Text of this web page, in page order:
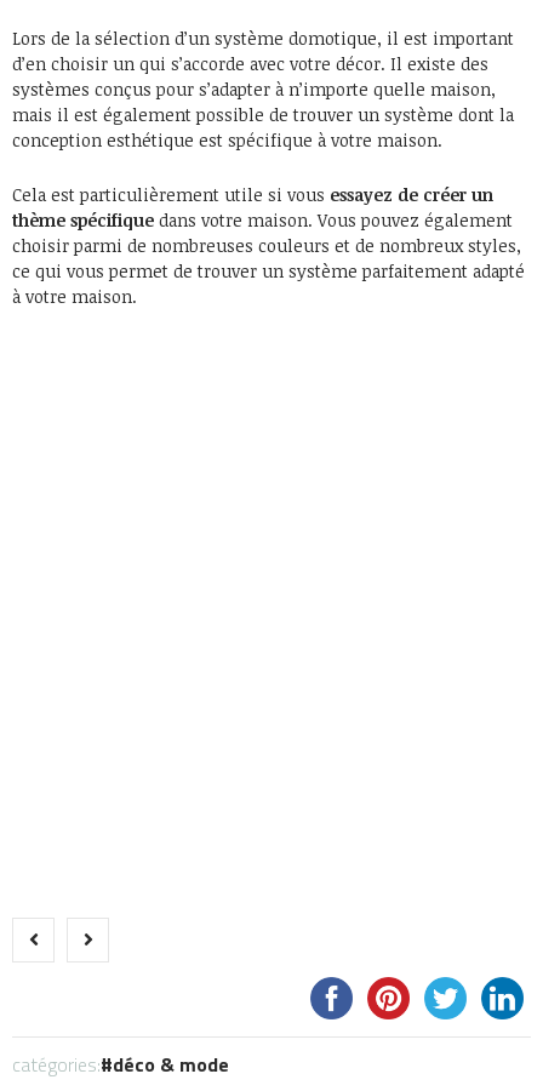
Lors de la sélection d’un système domotique, il est important
d’en choisir un qui s’accorde avec votre décor. Il existe des
systèmes conçus pour s’adapter à n’importe quelle maison,
mais il est également possible de trouver un système dont la
conception esthétique est spécifique à votre maison.
Cela est particulièrement utile si vous essayez de créer un
thème spécifique dans votre maison. Vous pouvez également
choisir parmi de nombreuses couleurs et de nombreux styles,
ce qui vous permet de trouver un système parfaitement adapté
à votre maison.
catégories: déco & mode